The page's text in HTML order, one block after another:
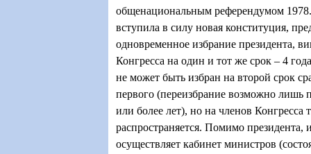
общенациональным референдумом 1978.
вступила в силу новая конституция,
одновременное избрание президента,
Конгресса на один и тот же срок – 4
не может быть избран на второй срок
первого (переизбрание возможно лишь
или более лет), но на членов Конгресса
распространяется. Помимо президента,
осуществляет кабинет министров